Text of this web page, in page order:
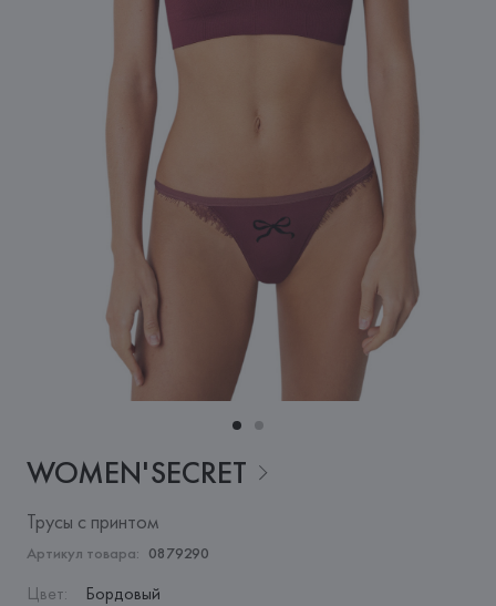
WOMEN'SECRET
Трусы с принтом
Артикул товара: 0879290
Цвет: Бордовый